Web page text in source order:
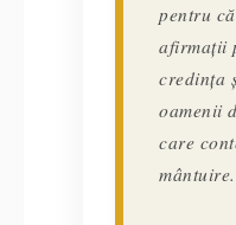
pentru
afirmații
credința
oamenii
care
mântuire.